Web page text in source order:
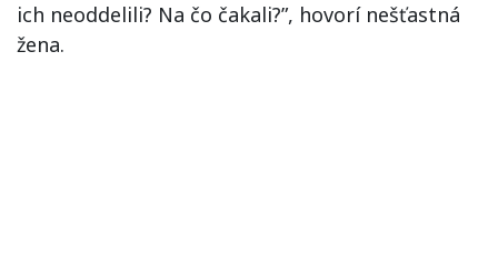
ich neoddelili? Na čo čakali?”, hovorí nešťastná
žena.